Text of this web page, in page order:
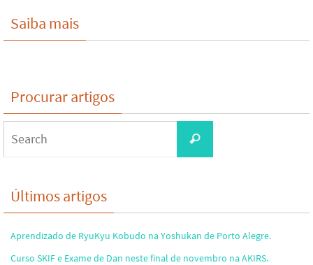
Saiba mais
Procurar artigos
Search
Últimos artigos
Aprendizado de RyuKyu Kobudo na Yoshukan de Porto Alegre.
Curso SKIF e Exame de Dan neste final de novembro na AKIRS.